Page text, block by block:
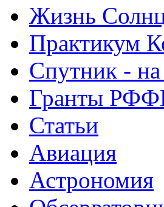
Жизнь
Практикум
Спутник -
Гранты
Статьи
Авиация
Астрономия